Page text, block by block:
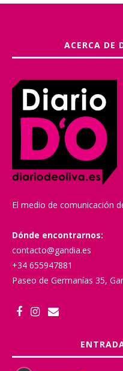
ACERCA DE
El medio de comunicación
Dónde encontrarnos:
contacto@gandia.es
+34 655947881
Paseo de Germanías 35,